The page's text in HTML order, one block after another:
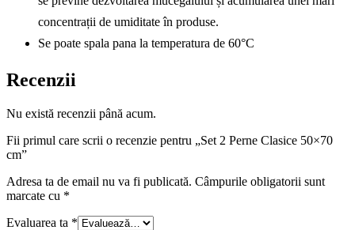
concentrații de umiditate în produse.
Se poate spala pana la temperatura de 60°C
Recenzii
Nu există recenzii până acum.
Fii primul care scrii o recenzie pentru „Set 2 Perne Clasice 50×70
cm”
Adresa ta de email nu va fi publicată. Câmpurile obligatorii sunt
marcate cu *
Evaluarea ta *